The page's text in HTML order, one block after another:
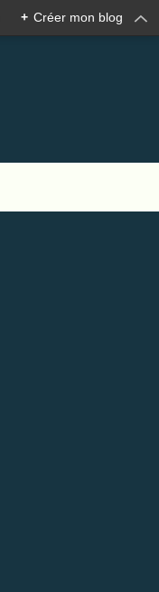
+ Créer mon blog